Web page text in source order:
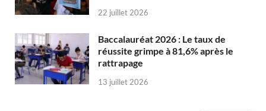
22 juillet 2026
Baccalauréat 2026 : Le taux de
réussite grimpe à 81,6% après le
rattrapage
13 juillet 2026